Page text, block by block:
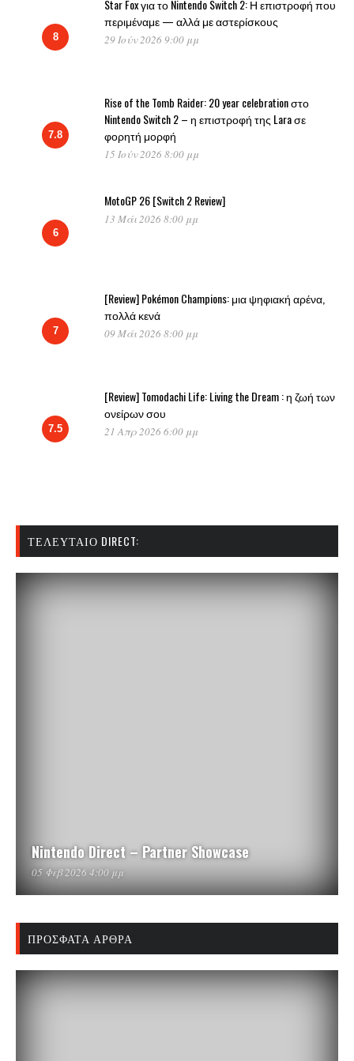
8
Star Fox για το Nintendo Switch 2: Η επιστροφή που
περιμέναμε — αλλά με αστερίσκους
29 Ιούν 2026 9:00 μμ
7.8
Rise of the Tomb Raider: 20 year celebration στο
Nintendo Switch 2 – η επιστροφή της Lara σε
φορητή μορφή
15 Ιούν 2026 8:00 μμ
6
MotoGP 26 [Switch 2 Review]
13 Μάι 2026 8:00 μμ
7
[Review] Pokémon Champions: μια ψηφιακή αρένα,
πολλά κενά
09 Μάι 2026 8:00 μμ
7.5
[Review] Tomodachi Life: Living the Dream : η ζωή των
ονείρων σου
21 Απρ 2026 6:00 μμ
ΤΕΛΕΥΤΑΊΟ DIRECT:
Nintendo Direct – Partner Showcase
05 Φεβ 2026 4:00 μμ
ΠΡΌΣΦΑΤΑ ΆΡΘΡΑ